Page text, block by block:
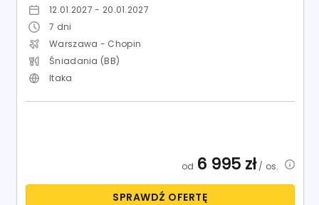
12.01.2027 - 20.01.2027
7 dni
Warszawa - Chopin
Śniadania (BB)
Itaka
od 6 995 zł/ os.
SPRAWDŹ OFERTĘ